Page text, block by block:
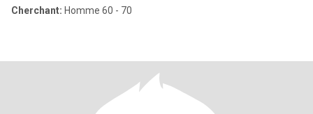
Cherchant: Homme 60 - 70